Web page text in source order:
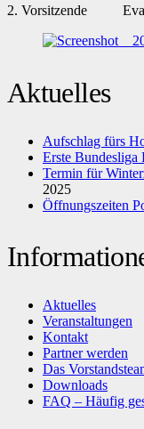
2. Vorsitzende Eva
Aktuelles
Aufschlag fürs
Erste Bundesliga
Termin für
2025
Öffnungszeiten
Aktuelles
Veranstaltungen
Kontakt
Partner werden
Das
Downloads
FAQ – Häufig